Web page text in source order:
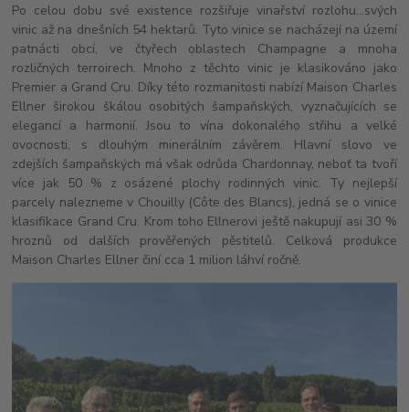
Po celou dobu své existence rozšiřuje vinařství rozlohu…svých
vinic až na dnešních 54 hektarů. Tyto vinice se nacházejí na území
patnácti obcí, ve čtyřech oblastech Champagne a mnoha
rozličných terroirech. Mnoho z těchto vinic je klasikováno jako
Premier a Grand Cru. Díky této rozmanitosti nabízí Maison Charles
Ellner širokou škálou osobitých šampaňských, vyznačujících se
elegancí a harmonií. Jsou to vína dokonalého střihu a velké
ovocnosti, s dlouhým minerálním závěrem. Hlavní slovo ve
zdejších šampaňských má však odrůda Chardonnay, neboť ta tvoří
více jak 50 % z osázené plochy rodinných vinic. Ty nejlepší
parcely nalezneme v Chouilly (Côte des Blancs), jedná se o vinice
klasifikace Grand Cru. Krom toho Ellnerovi ještě nakupují asi 30 %
hroznů od dalších prověřených pěstitelů. Celková produkce
Maison Charles Ellner činí cca 1 milion láhví ročně.